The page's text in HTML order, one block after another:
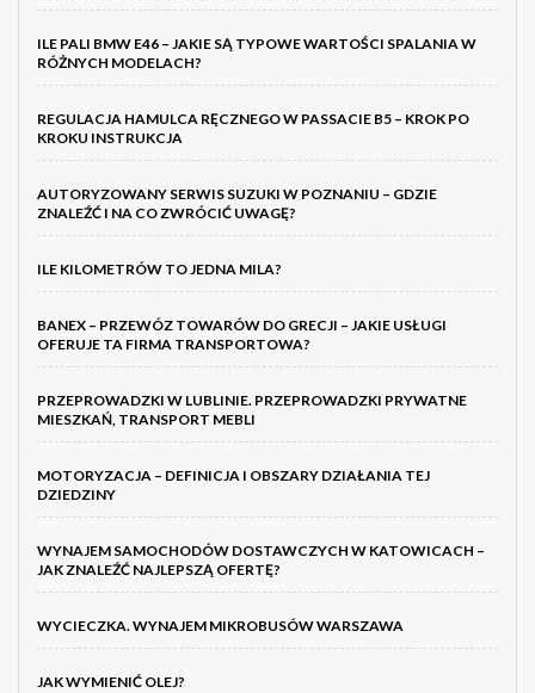
ILE PALI BMW E46 – JAKIE SĄ TYPOWE WARTOŚCI SPALANIA W
RÓŻNYCH MODELACH?
REGULACJA HAMULCA RĘCZNEGO W PASSACIE B5 – KROK PO
KROKU INSTRUKCJA
AUTORYZOWANY SERWIS SUZUKI W POZNANIU – GDZIE
ZNALEŹĆ I NA CO ZWRÓCIĆ UWAGĘ?
ILE KILOMETRÓW TO JEDNA MILA?
BANEX – PRZEWÓZ TOWARÓW DO GRECJI – JAKIE USŁUGI
OFERUJE TA FIRMA TRANSPORTOWA?
PRZEPROWADZKI W LUBLINIE. PRZEPROWADZKI PRYWATNE
MIESZKAŃ, TRANSPORT MEBLI
MOTORYZACJA – DEFINICJA I OBSZARY DZIAŁANIA TEJ
DZIEDZINY
WYNAJEM SAMOCHODÓW DOSTAWCZYCH W KATOWICACH –
JAK ZNALEŹĆ NAJLEPSZĄ OFERTĘ?
WYCIECZKA. WYNAJEM MIKROBUSÓW WARSZAWA
JAK WYMIENIĆ OLEJ?